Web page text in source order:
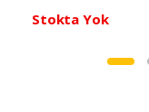
Stokta Yok